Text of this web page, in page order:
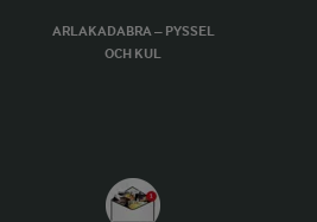
ARLAKADABRA – PYSSEL
OCH KUL